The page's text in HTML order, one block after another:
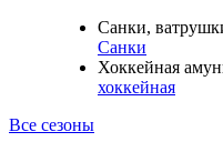
Санки,
Санки
Хоккейная
хоккейная
Все сезоны